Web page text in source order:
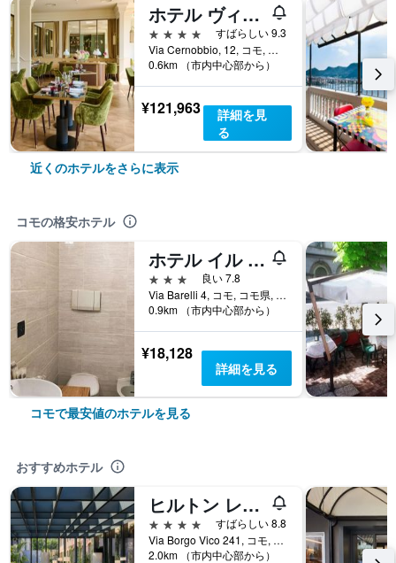
ホテル ヴィラ フロリダ
4つ星
すばらしい 9.3
Via Cernobbio, 12, コモ, コモ県, イタリア
0.6km （市内中心部から）
¥121,963
詳細を見
る
近くのホテルをさらに表示
コモの格安ホテル
ホテル イル ロジアト デイ サーヴィティ
3つ星
良い 7.8
Via Barelli 4, コモ, コモ県, イタリア
0.9km （市内中心部から）
¥18,128
詳細を見る
コモで最安値のホテルを見る
おすすめホテル
ヒルトン レイク コモ
4つ星
すばらしい 8.8
Via Borgo Vico 241, コモ, コモ県, イタリア
2.0km （市内中心部から）